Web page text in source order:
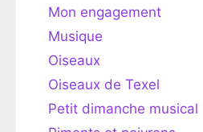
Mon engagement
Musique
Oiseaux
Oiseaux de Texel
Petit dimanche musical